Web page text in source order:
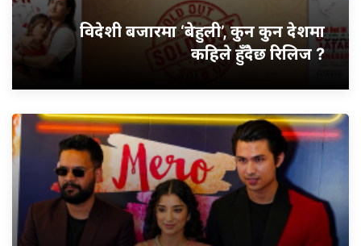
विदेशी बजारमा ‘बेहुली’, कुन कुन देशमा
कहिले हुँदैछ रिलिज ?